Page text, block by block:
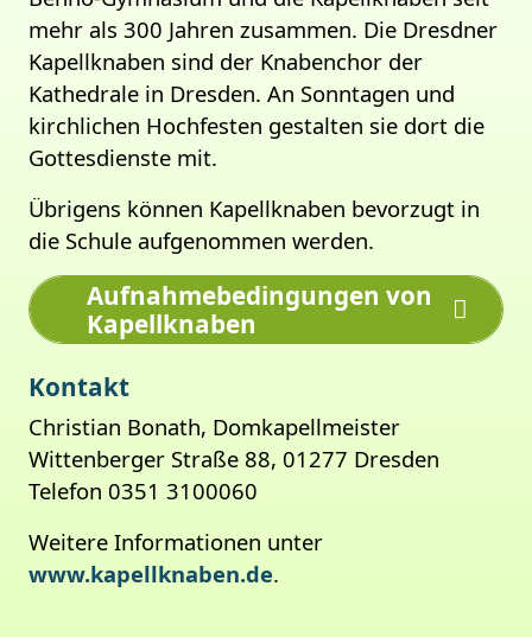
mehr als 300 Jahren zusammen. Die Dresdner
Kapellknaben sind der Knabenchor der
Kathedrale in Dresden. An Sonntagen und
kirchlichen Hochfesten gestalten sie dort die
Gottesdienste mit.
Übrigens können Kapellknaben bevorzugt in
die Schule aufgenommen werden.
Aufnahmebedingungen von
Kapellknaben
Kontakt
Christian Bonath, Domkapellmeister
Wittenberger Straße 88, 01277 Dresden
Telefon 0351 3100060
Weitere Informationen unter
www.kapellknaben.de.